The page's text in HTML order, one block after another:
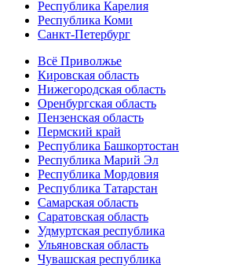
Республика Карелия
Республика Коми
Санкт-Петербург
Всё Приволжье
Кировская область
Нижегородская область
Оренбургская область
Пензенская область
Пермский край
Республика Башкортостан
Республика Марий Эл
Республика Мордовия
Республика Татарстан
Самарская область
Саратовская область
Удмуртская республика
Ульяновская область
Чувашская республика